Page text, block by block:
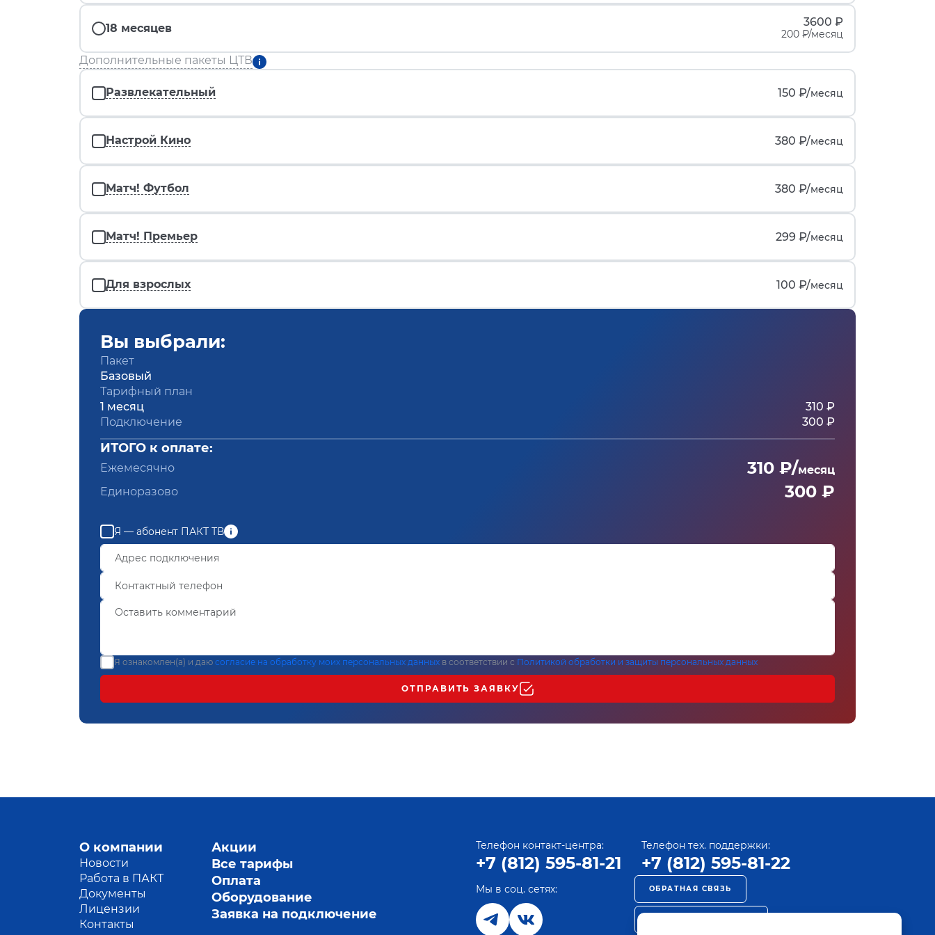
18 месяцев 3600 ₽
200 ₽/месяц
Дополнительные пакеты ЦТВ
Развлекательный 150 ₽/месяц
Настрой Кино 380 ₽/месяц
Матч! Футбол 380 ₽/месяц
Матч! Премьер 299 ₽/месяц
Для взрослых 100 ₽/месяц
Вы выбрали:
Пакет
Базовый
Тарифный план
1 месяц
310 ₽
Подключение
300 ₽
ИТОГО к оплате:
Ежемесячно 310 ₽/месяц
Единоразово
300 ₽
Я — абонент ПАКТ ТВ
Я ознакомлен(а) и даю согласие на обработку моих персональных данных в соответствии с Политикой обработки и защиты персональных данных
ОТПРАВИТЬ ЗАЯВКУ
О компании
Новости
Работа в ПАКТ
Документы
Лицензии
Контакты
Акции
Все тарифы
Оплата
Оборудование
Заявка на подключение
Телефон контакт-центра:
+7 (812) 595-81-21
Телефон тех. поддержки:
+7 (812) 595-81-22
Мы в соц. сетях: ОБРАТНАЯ СВЯЗЬ